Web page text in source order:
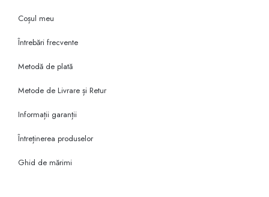
Coșul meu
Întrebări frecvente
Metodă de plată
Metode de Livrare și Retur
Informații garanții
Întreținerea produselor
Ghid de mărimi